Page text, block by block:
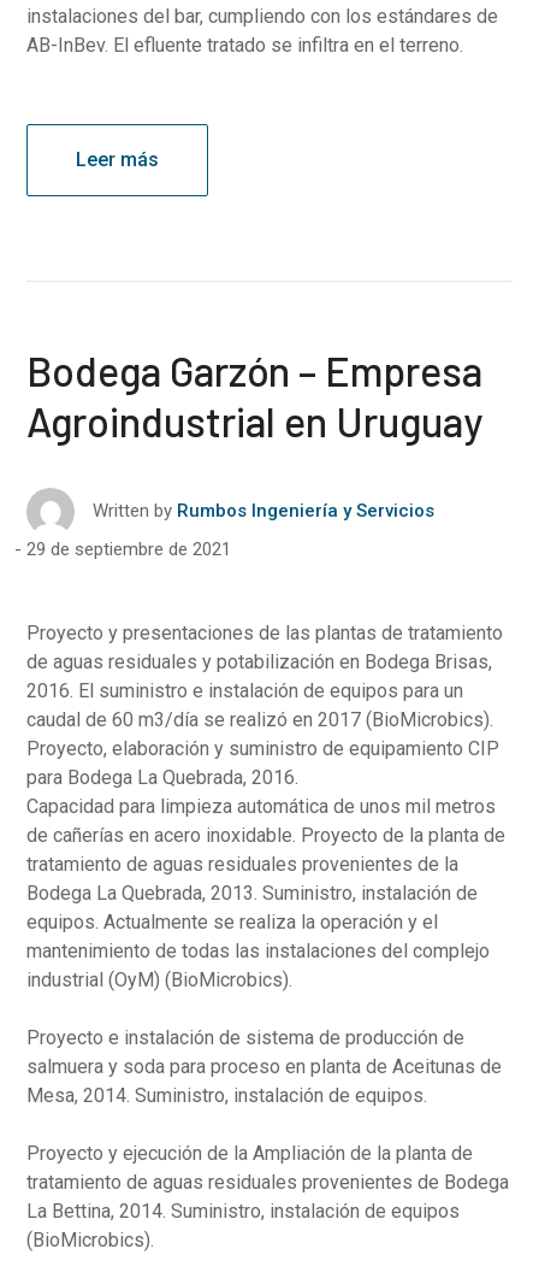
instalaciones del bar, cumpliendo con los estándares de
AB-InBev. El efluente tratado se infiltra en el terreno.
Leer más
Bodega Garzón – Empresa
Agroindustrial en Uruguay
Written by Rumbos Ingeniería y Servicios
29 de septiembre de 2021
Proyecto y presentaciones de las plantas de tratamiento
de aguas residuales y potabilización en Bodega Brisas,
2016. El suministro e instalación de equipos para un
caudal de 60 m3/día se realizó en 2017 (BioMicrobics).
Proyecto, elaboración y suministro de equipamiento CIP
para Bodega La Quebrada, 2016.
Capacidad para limpieza automática de unos mil metros
de cañerías en acero inoxidable. Proyecto de la planta de
tratamiento de aguas residuales provenientes de la
Bodega La Quebrada, 2013. Suministro, instalación de
equipos. Actualmente se realiza la operación y el
mantenimiento de todas las instalaciones del complejo
industrial (OyM) (BioMicrobics).
Proyecto e instalación de sistema de producción de
salmuera y soda para proceso en planta de Aceitunas de
Mesa, 2014. Suministro, instalación de equipos.
Proyecto y ejecución de la Ampliación de la planta de
tratamiento de aguas residuales provenientes de Bodega
La Bettina, 2014. Suministro, instalación de equipos
(BioMicrobics).